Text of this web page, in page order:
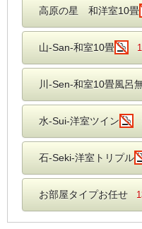
高原の星 和洋室10畳
山-San-和室10畳
川-Sen-和室10畳風呂
水-Sui-洋室ツイン
石-Seki-洋室トリプル
お部屋タイプお任せ